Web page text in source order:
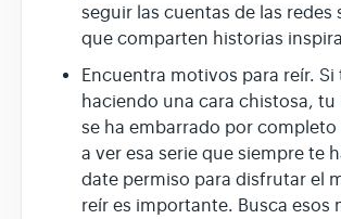
seguir las cuentas de las redes
que comparten historias
Encuentra motivos para reír. Si
haciendo una cara chistosa, tu
se ha embarrado por completo
a ver esa serie que siempre te
date permiso para disfrutar el
reír es importante. Busca esos